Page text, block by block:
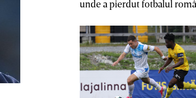
unde a pierdut fotbalul